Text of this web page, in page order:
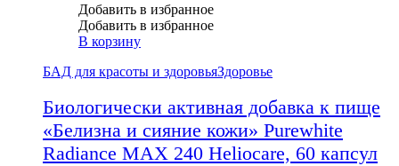
Добавить в избранное
Добавить в избранное
В корзину
БАД для красоты и здоровьяЗдоровье
Биологически активная добавка к пище
«Белизна и сияние кожи» Purewhite
Radiance MAX 240 Heliocare, 60 капсул